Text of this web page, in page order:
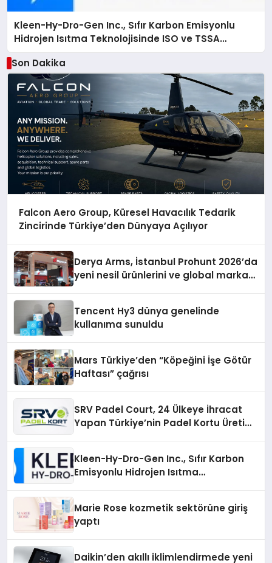
Kleen-Hy-Dro-Gen Inc., Sıfır Karbon Emisyonlu
Hidrojen Isıtma Teknolojisinde ISO ve TSSA
Düzenleyici Onaylarını Aldı
Son Dakika
Falcon Aero Group, Küresel Havacılık Tedarik
Zincirinde Türkiye’den Dünyaya Açılıyor
Derya Arms, İstanbul Prohunt 2026’da
yeni nesil ürünlerini ve global marka
Tencent Hy3 dünya genelinde
kullanıma sunuldu
Mars Türkiye’den “Köpeğini İşe Götür
Haftası” çağrısı
SRV Padel Court, 24 Ülkeye İhracat
Yapan Türkiye’nin Padel Kortu Üretim
Kleen-Hy-Dro-Gen Inc., Sıfır Karbon
Emisyonlu Hidrojen Isıtma
Marie Rose kozmetik sektörüne giriş
yaptı
Daikin’den akıllı iklimlendirmede yeni